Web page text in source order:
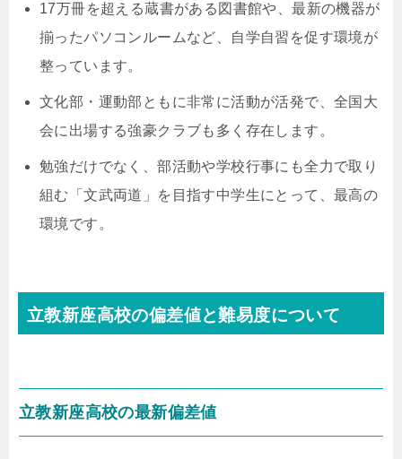
17万冊を超える蔵書がある図書館や、最新の機器が
揃ったパソコンルームなど、自学自習を促す環境が
整っています。
文化部・運動部ともに非常に活動が活発で、全国大
会に出場する強豪クラブも多く存在します。
勉強だけでなく、部活動や学校行事にも全力で取り
組む「文武両道」を目指す中学生にとって、最高の
環境です。
立教新座高校の偏差値と難易度について
立教新座高校の最新偏差値